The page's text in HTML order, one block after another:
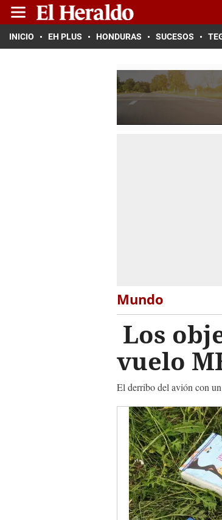
INICIO EH PLUS HONDURAS SUCESOS
Mundo
Los
vuelo
El derribo del avión con